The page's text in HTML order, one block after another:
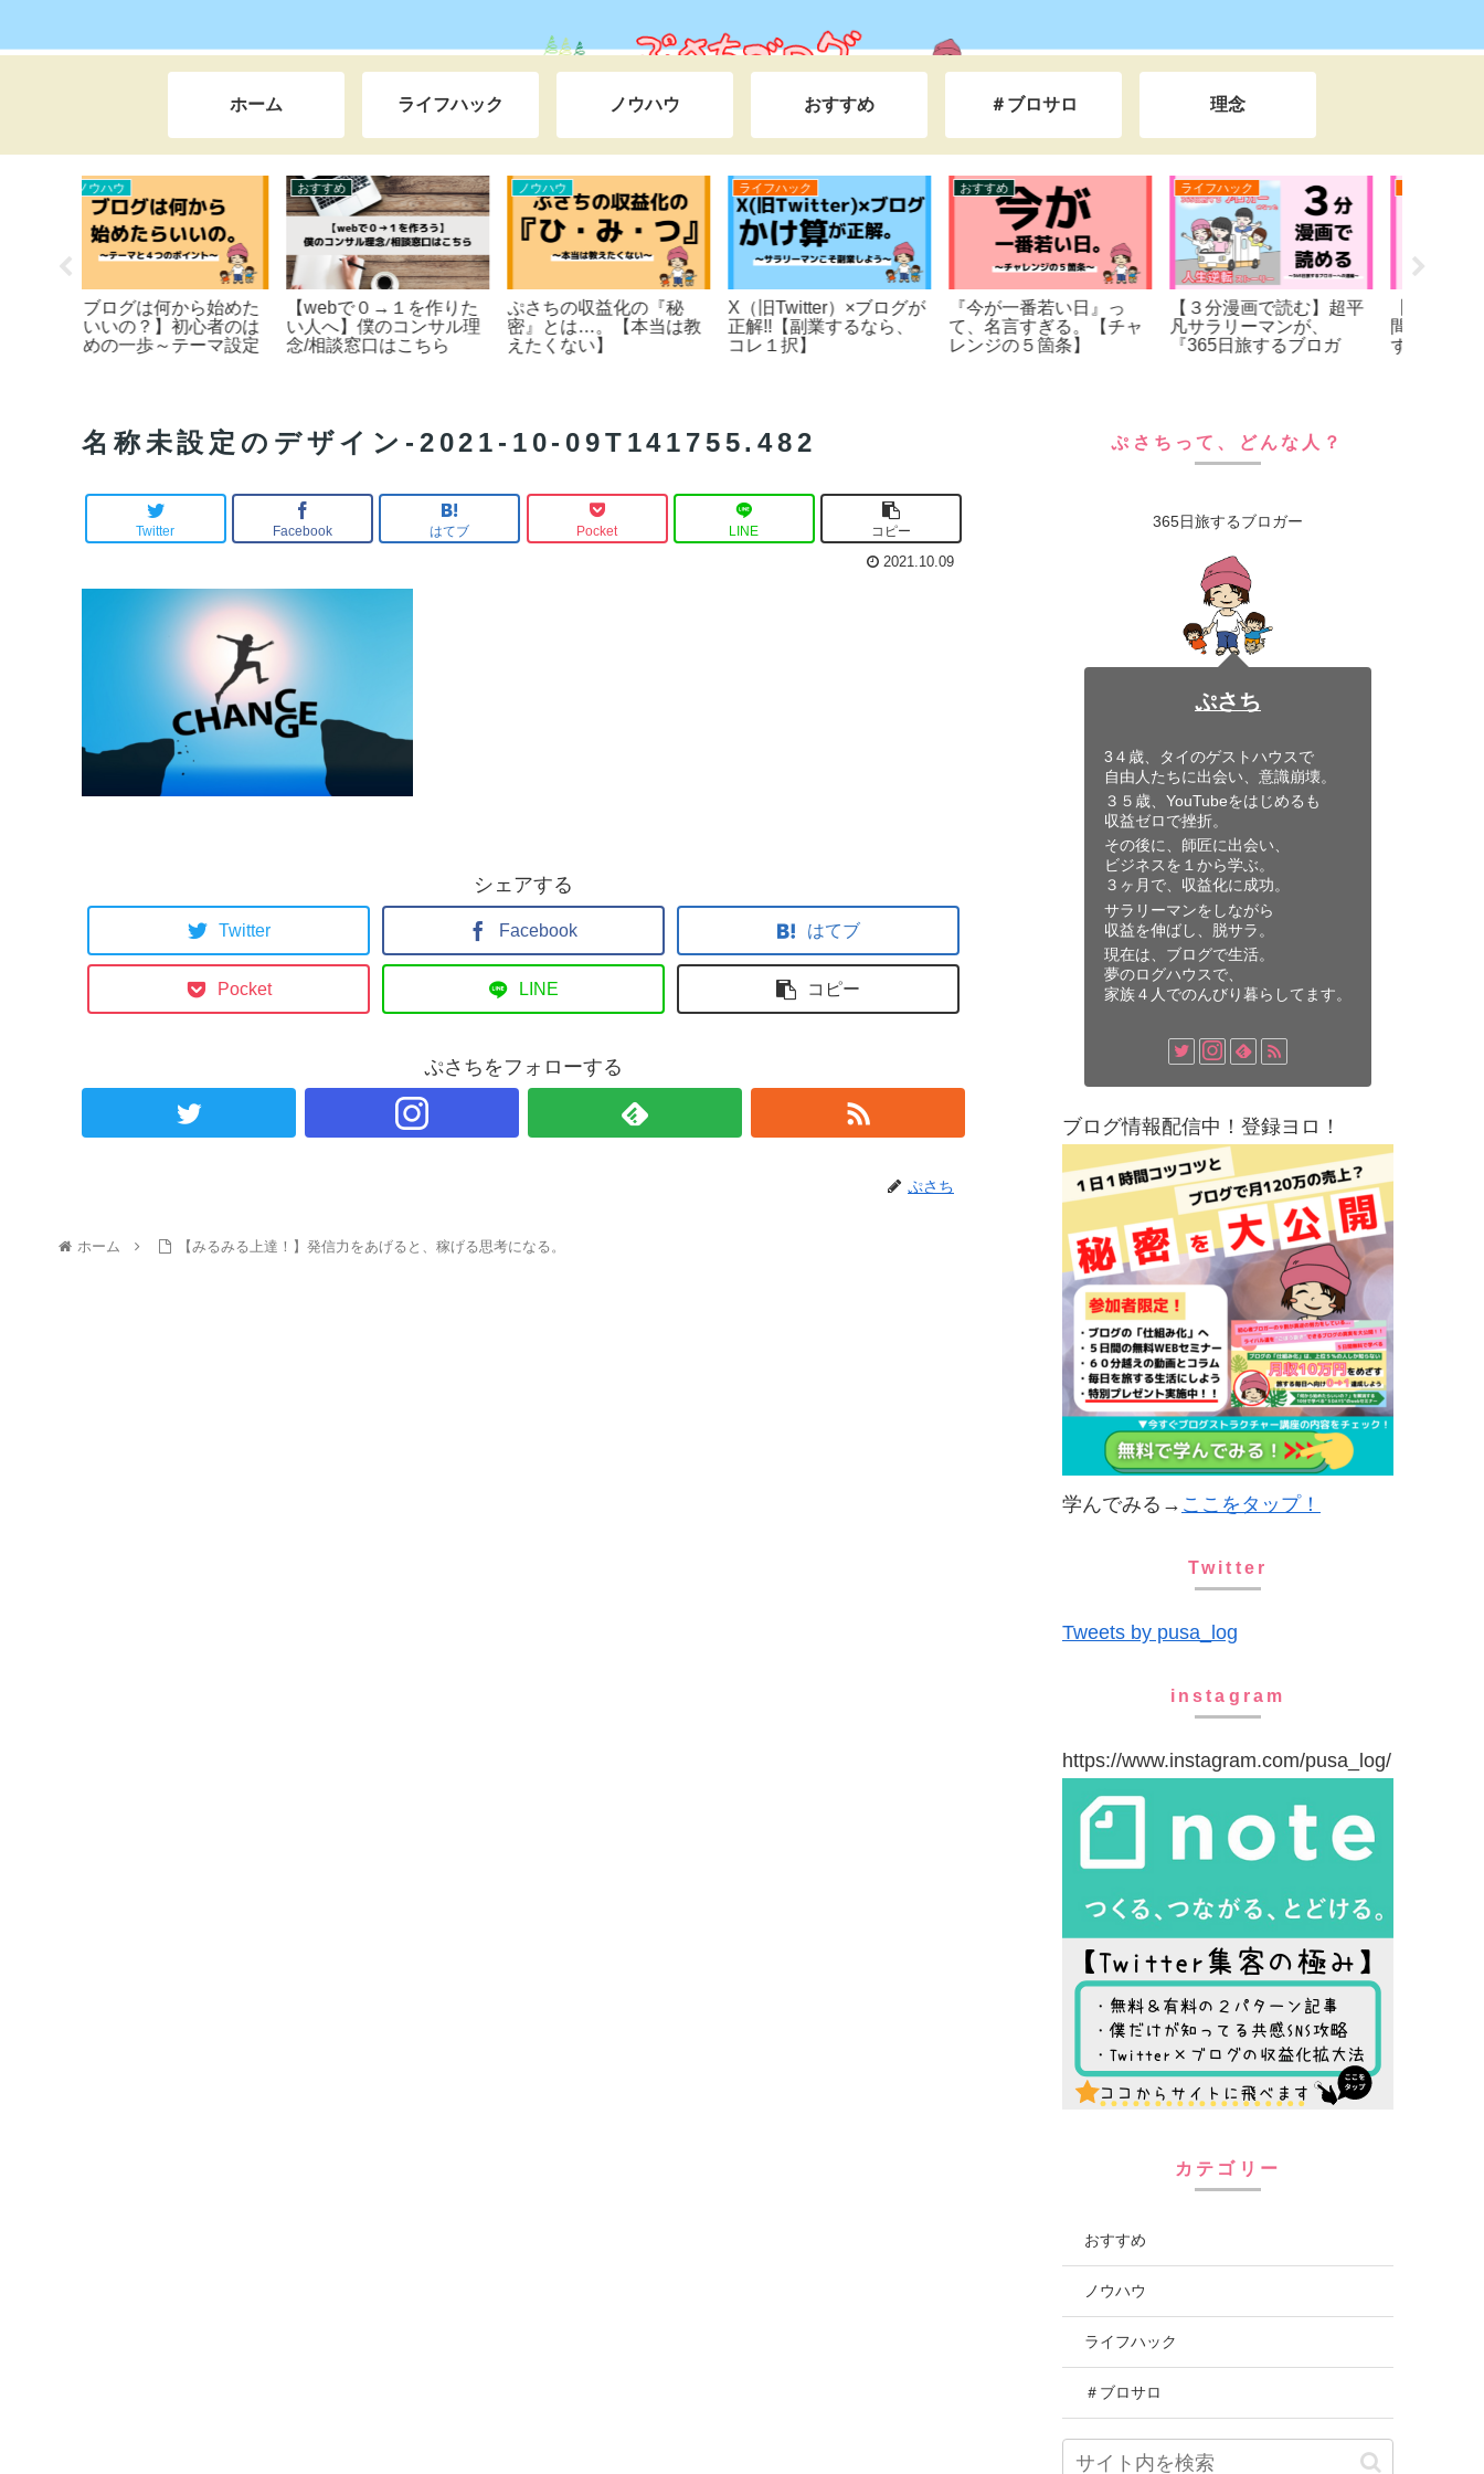
ホーム ライフハック ノウハウ おすすめ ＃ブロサロ 理念
ライフハック
【とても恥ずかしい35年
間の告白】友達となじめ
ず教室の隅で泣いた学生
舎でスローライフをしな
がら日本＆世界一周の旅
逆転した”あるキッカ
ケ”とは・・。
ライフハック
『なぜ』X（旧Twitter）
をガチったのか？【本当
の理由とは】
ライフハック
教え子の実績紹介【収益
化の報告】
ライフハック
ぷさちのプロフィール
ライフハック
ふらっと旅する人生へ。
３０代から「幸せ」は始
まる。【ぷさちの２ndキ
ノウハウ
【豪華３つの動画をプレ
ゼント！】サルでも月５
万円めざせる。～ブログ
名称未設定のデザイン-2021-10-09T141755.482
Twitter Facebook はてブ Pocket LINE コピー
2021.10.09
シェアする
Twitter Facebook はてブ
Pocket LINE コピー
ぷさちをフォローする
ぷさち
ホーム 【みるみる上達！】発信力をあげると、稼げる思考になる。
ぷさちって、どんな人？
365日旅するブロガー
ぷさち
3４歳、タイのゲストハウスで
自由人たちに出会い、意識崩壊。
３５歳、YouTubeをはじめるも
収益ゼロで挫折。
その後に、師匠に出会い、
ビジネスを１から学ぶ。
３ヶ月で、収益化に成功。
サラリーマンをしながら
収益を伸ばし、脱サラ。
現在は、ブログで生活。
夢のログハウスで、
家族４人でのんびり暮らしてます。
ブログ情報配信中！登録ヨロ！
学んでみる→ ここをタップ！
Twitter
Tweets by pusa_log
instagram
https://www.instagram.com/pusa_log/
カテゴリー
おすすめ
ノウハウ
ライフハック
＃ブロサロ